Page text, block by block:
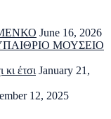
June 16, 2026
ΜΟΥΣΕΙΟ
έτσι January 21,
12, 2025